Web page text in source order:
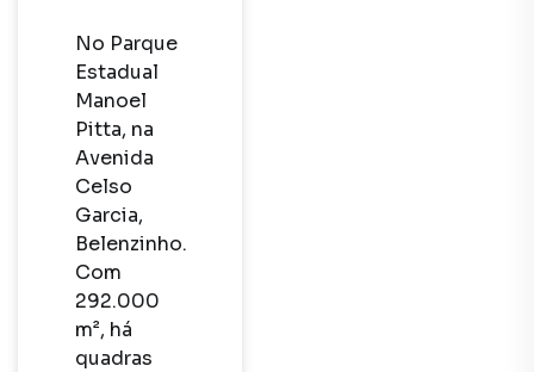
No Parque
Estadual
Manoel
Pitta, na
Avenida
Celso
Garcia,
Belenzinho.
Com
292.000
m², há
quadras